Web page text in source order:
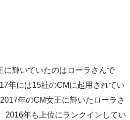
に輝いていたのはローラさんで
年には15社のCMに起用されてい
年のCM女王に輝いたローラさ
2016年も上位にランクインしてい